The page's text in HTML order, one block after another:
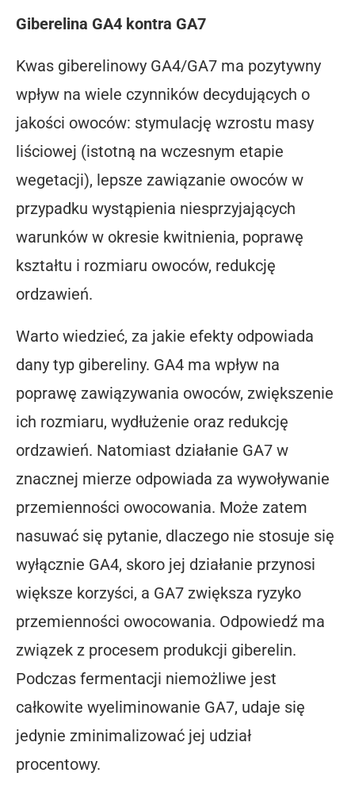
Giberelina GA4 kontra GA7
Kwas giberelinowy GA4/GA7 ma pozytywny
wpływ na wiele czynników decydujących o
jakości owoców: stymulację wzrostu masy
liściowej (istotną na wczesnym etapie
wegetacji), lepsze zawiązanie owoców w
przypadku wystąpienia niesprzyjających
warunków w okresie kwitnienia, poprawę
kształtu i rozmiaru owoców, redukcję
ordzawień.
Warto wiedzieć, za jakie efekty odpowiada
dany typ gibereliny. GA4 ma wpływ na
poprawę zawiązywania owoców, zwiększenie
ich rozmiaru, wydłużenie oraz redukcję
ordzawień. Natomiast działanie GA7 w
znacznej mierze odpowiada za wywoływanie
przemienności owocowania. Może zatem
nasuwać się pytanie, dlaczego nie stosuje się
wyłącznie GA4, skoro jej działanie przynosi
większe korzyści, a GA7 zwiększa ryzyko
przemienności owocowania. Odpowiedź ma
związek z procesem produkcji giberelin.
Podczas fermentacji niemożliwe jest
całkowite wyeliminowanie GA7, udaje się
jedynie zminimalizować jej udział
procentowy.